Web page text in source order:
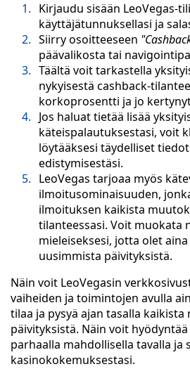
Kirjaudu sisään LeoVegas-
käyttäjätunnuksellasi ja
Siirry osoitteeseen
päävalikosta tai
Täältä voit tarkastella
nykyisestä cashback-
korkoprosentti ja jo
Jos haluat tietää lisää
käteispalautuksestasi, voit
löytääksesi täydelliset
edistymisestäsi.
LeoVegas tarjoaa myös
ilmoitusominaisuuden,
ilmoituksen kaikista
tilanteessasi. Voit muokata
mieleiseksesi, jotta olet
uusimmista päivityksistä.
Näin voit LeoVegasin
vaiheiden ja toimintojen avulla
tilaa ja pysyä ajan tasalla
päivityksistä. Näin voit
parhaalla mahdollisella tavalla ja
kasinokokemuksestasi.